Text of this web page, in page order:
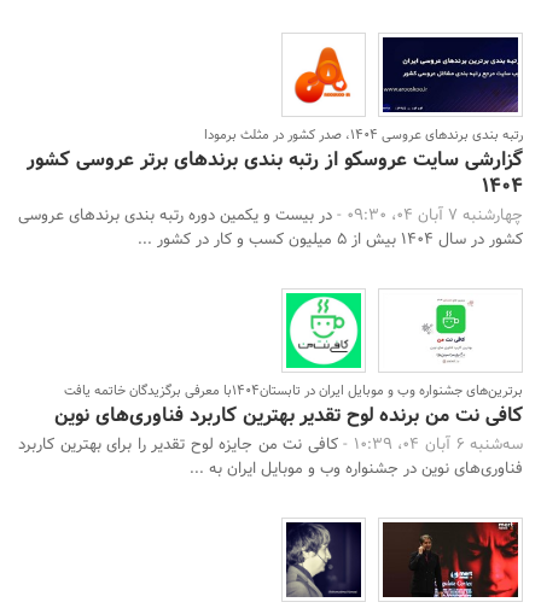
رتبه بندی برندهای عروسی ۱۴۰۴، صدر کشور در مثلث برمودا
گزارشی سایت عروسکو از رتبه بندی برندهای برتر عروسی کشور
1404
چهارشنبه 7 آبان 04، 09:30 -
در بیست و یکمین دوره رتبه بندی برندهای عروسی
کشور در سال 1404 بیش از 5 میلیون کسب و کار در کشور ...
برترین‌های جشنواره وب و موبایل ایران در تابستان۱۴۰۴با معرفی برگزیدگان خاتمه یافت
کافی نت من برنده لوح تقدیر بهترین کاربرد فناوری‌های نوین
سه‌شنبه 6 آبان 04، 10:39 -
کافی نت من جایزه لوح تقدیر را برای بهترین کاربرد
فناوری‌های نوین در جشنواره وب و موبایل ایران به ...